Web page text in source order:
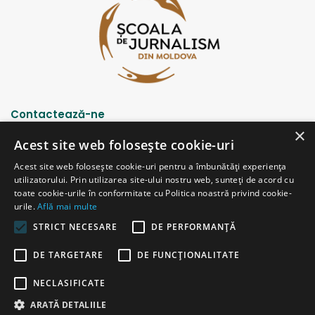
Contactează-ne
Strada Șciusev, 53
2012 Chișinău, Republica Moldova
tel: (+373 22) 213652, 227539
fax: (+373 22) 226681
Email: redactia@ijc.md
×
Acest site web folosește cookie-uri
Acest site web folosește cookie-uri pentru a îmbunătăți experiența
utilizatorului. Prin utilizarea site-ului nostru web, sunteți de acord cu
toate cookie-urile în conformitate cu Politica noastră privind cookie-
urile.Află mai multe
STRICT NECESARE
DE PERFORMANȚĂ
DE TARGETARE DE FUNCŢIONALITATE
NECLASIFICATE
ARATĂ DETALIILE